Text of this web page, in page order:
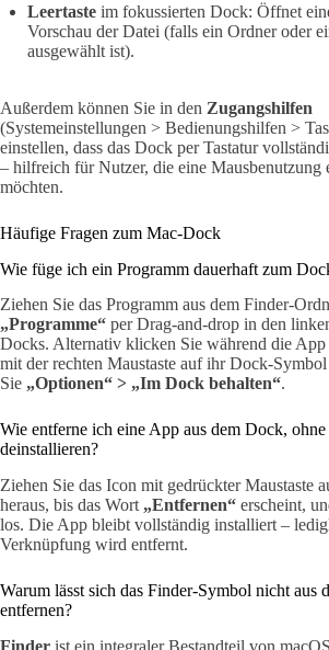
Leertaste im fokussierten Dock: Öffnet
Vorschau der Datei (falls ein Ordner oder
ausgewählt ist).
Außerdem können Sie in den Zugangshilfen
(Systemeinstellungen > Bedienungshilfen >
einstellen, dass das Dock per Tastatur
– hilfreich für Nutzer, die eine Mausbenutzung
möchten.
Häufige Fragen zum Mac-Dock
Wie füge ich ein Programm dauerhaft zum
Ziehen Sie das Programm aus dem Finder-
„Programme“ per Drag-and-drop in den
Docks. Alternativ klicken Sie während die App
mit der rechten Maustaste auf ihr Dock-
Sie „Optionen“ > „Im Dock behalten“.
Wie entferne ich eine App aus dem Dock, ohne
deinstallieren?
Ziehen Sie das Icon mit gedrückter Maustaste
heraus, bis das Wort „Entfernen“ erscheint,
los. Die App bleibt vollständig installiert –
Verknüpfung wird entfernt.
Warum lässt sich das Finder-Symbol nicht aus
entfernen?
Finder ist ein integraler Bestandteil von